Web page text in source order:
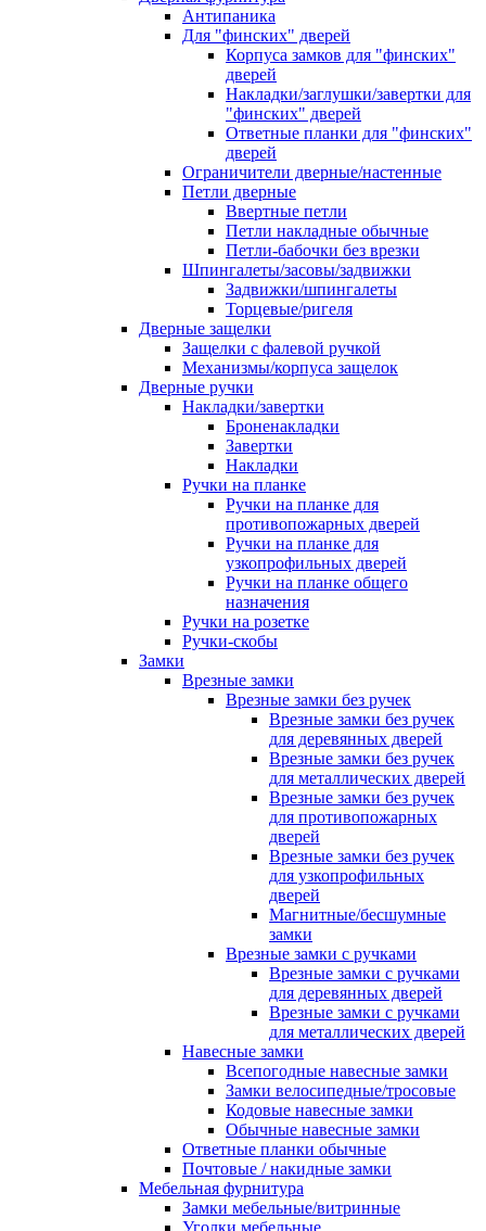
Антипаника
Для "финских" дверей
Корпуса замков для "финских"
дверей
Накладки/заглушки/завертки для
"финских" дверей
Ответные планки для "финских"
дверей
Ограничители дверные/настенные
Петли дверные
Ввертные петли
Петли накладные обычные
Петли-бабочки без врезки
Шпингалеты/засовы/задвижки
Задвижки/шпингалеты
Торцевые/ригеля
Дверные защелки
Защелки с фалевой ручкой
Механизмы/корпуса защелок
Дверные ручки
Накладки/завертки
Броненакладки
Завертки
Накладки
Ручки на планке
Ручки на планке для
противопожарных дверей
Ручки на планке для
узкопрофильных дверей
Ручки на планке общего
назначения
Ручки на розетке
Ручки-скобы
Замки
Врезные замки
Врезные замки без ручек
Врезные замки без ручек
для деревянных дверей
Врезные замки без ручек
для металлических дверей
Врезные замки без ручек
для противопожарных
дверей
Врезные замки без ручек
для узкопрофильных
дверей
Магнитные/бесшумные
замки
Врезные замки с ручками
Врезные замки с ручками
для деревянных дверей
Врезные замки с ручками
для металлических дверей
Навесные замки
Всепогодные навесные замки
Замки велосипедные/тросовые
Кодовые навесные замки
Обычные навесные замки
Ответные планки обычные
Почтовые / накидные замки
Мебельная фурнитура
Замки мебельные/витринные